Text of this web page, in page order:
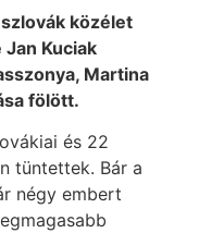
közélet
Kuciak
Martina
fölött.
és 22
tüntettek. Bár a
négy embert